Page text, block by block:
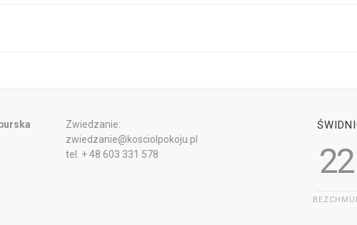
Zwiedzanie:
zwiedzanie@kosciolpokoju.pl
tel. + 48 603 331 578
22